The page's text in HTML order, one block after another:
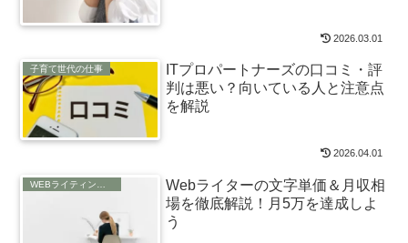
2026.03.01
子育て世代の仕事
ITプロパートナーズの口コミ・評
判は悪い？向いている人と注意点
を解説
2026.04.01
Webライターの文字単価＆月収相
場を徹底解説！月5万を達成しよ
う